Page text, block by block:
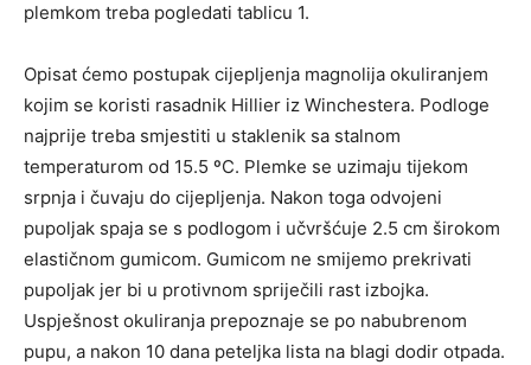
plemkom treba pogledati tablicu 1.
Opisat ćemo postupak cijepljenja magnolija okuliranjem
kojim se koristi rasadnik Hillier iz Winchestera. Podloge
najprije treba smjestiti u staklenik sa stalnom
temperaturom od 15.5 ºC. Plemke se uzimaju tijekom
srpnja i čuvaju do cijepljenja. Nakon toga odvojeni
pupoljak spaja se s podlogom i učvršćuje 2.5 cm širokom
elastičnom gumicom. Gumicom ne smijemo prekrivati
pupoljak jer bi u protivnom spriječili rast izbojka.
Uspješnost okuliranja prepoznaje se po nabubrenom
pupu, a nakon 10 dana peteljka lista na blagi dodir otpada.